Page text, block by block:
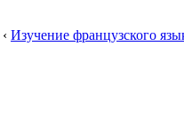
‹ Изучение французского